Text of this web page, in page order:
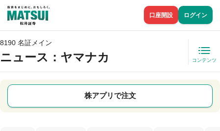
口座開設 ログイン
8190 名証メイン
ニュース ：ヤマナカ コンテンツ
株アプリで注文